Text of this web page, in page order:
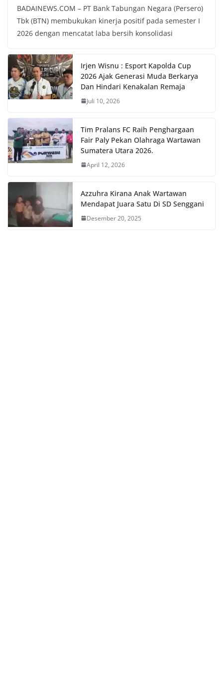
BADAINEWS.COM – PT Bank Tabungan Negara (Persero)
Tbk (BTN) membukukan kinerja positif pada semester I
2026 dengan mencatat laba bersih konsolidasi
Irjen Wisnu : Esport Kapolda Cup
2026 Ajak Generasi Muda Berkarya
Dan Hindari Kenakalan Remaja
Juli 10, 2026
Tim Pralans FC Raih Penghargaan
Fair Paly Pekan Olahraga Wartawan
Sumatera Utara 2026.
April 12, 2026
Azzuhra Kirana Anak Wartawan
Mendapat Juara Satu Di SD Senggani
Desember 20, 2025